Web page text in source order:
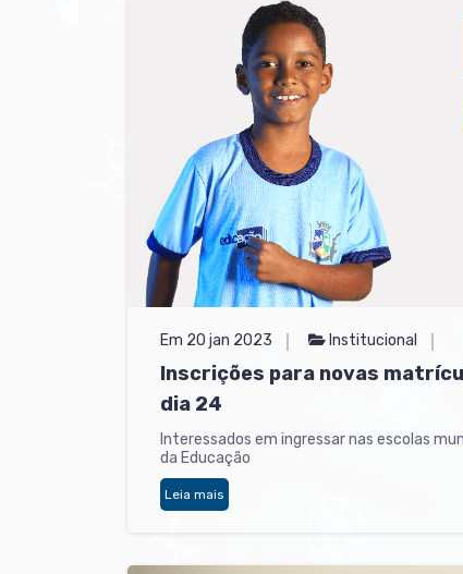
Em 20 jan 2023 Institucional
Inscrições para novas
dia 24
Interessados em ingressar nas escolas
da Educação
Leia mais